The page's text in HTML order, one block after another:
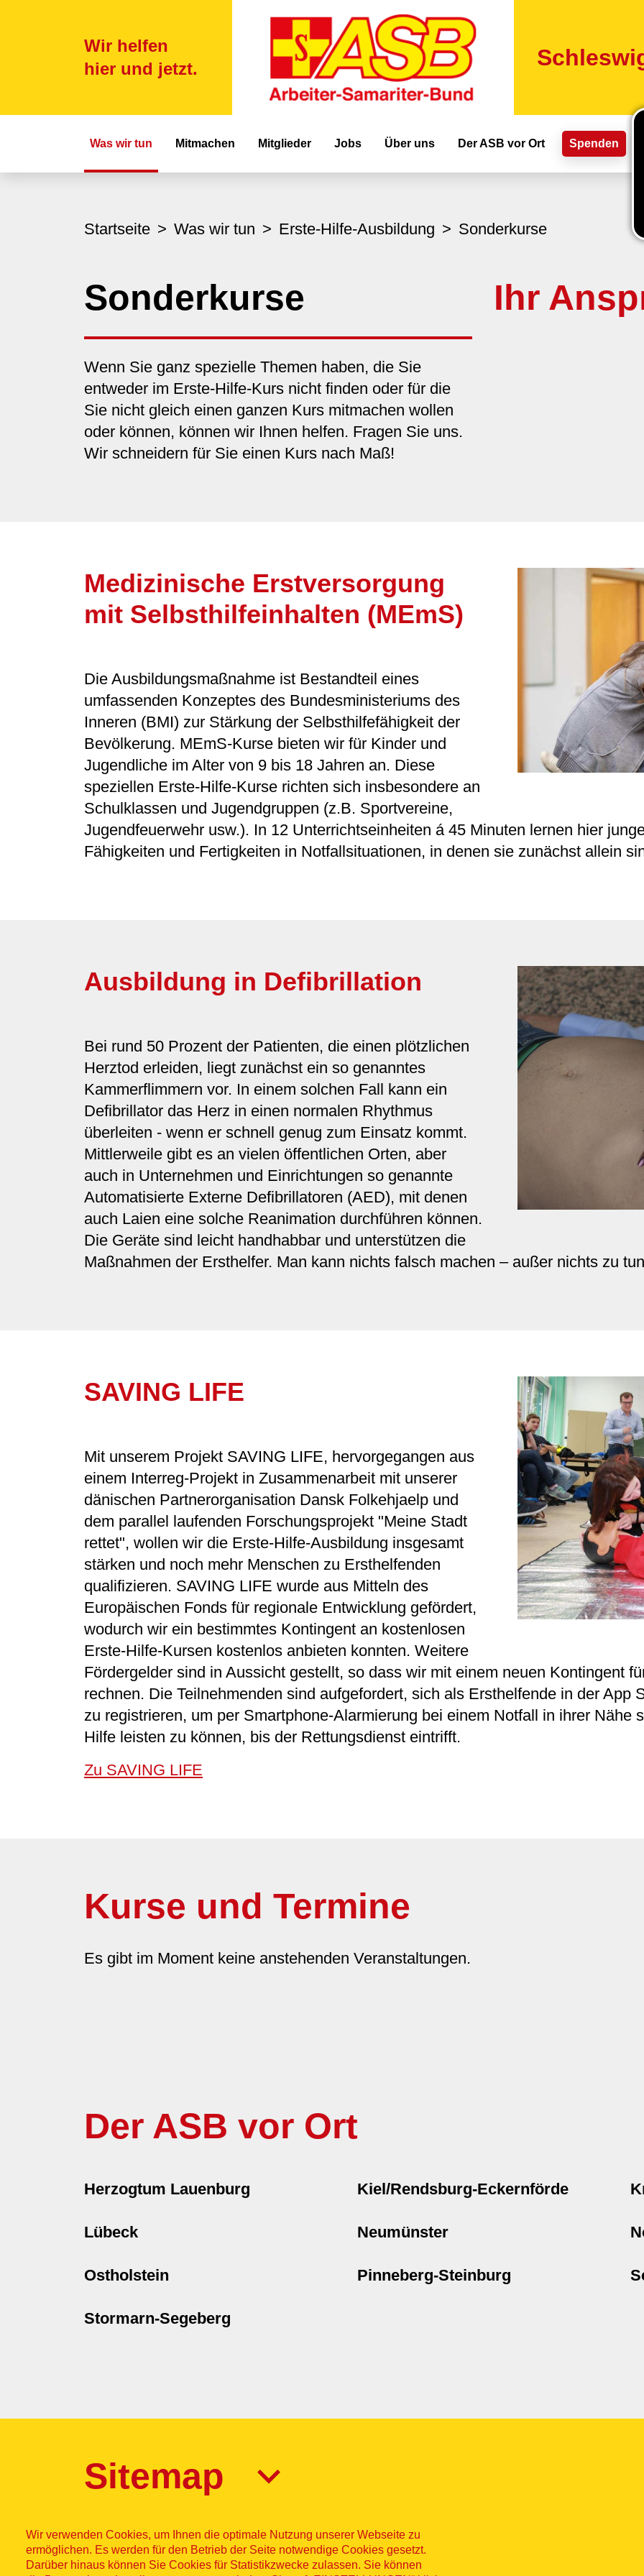
Wir helfen
hier und jetzt.
Hauptnavigation
Was wir tun Mitmachen Mitglieder Jobs Über uns Der ASB vor Ort Spenden
Startseite Was wir tun Erste-Hilfe-Ausbildung Sonderkurse
Sonderkurse
Wenn Sie ganz spezielle Themen haben, die Sie
entweder im Erste-Hilfe-Kurs nicht finden oder für die
Sie nicht gleich einen ganzen Kurs mitmachen wollen
oder können, können wir Ihnen helfen. Fragen Sie uns.
Wir schneidern für Sie einen Kurs nach Maß!
Ihr
Medizinische Erstversorgung
mit Selbsthilfeinhalten (MEmS)
Die Ausbildungsmaßnahme ist Bestandteil eines
umfassenden Konzeptes des Bundesministeriums des
Inneren (BMI) zur Stärkung der Selbsthilfefähigkeit der
Bevölkerung. MEmS-Kurse bieten wir für Kinder und
Jugendliche im Alter von 9 bis 18 Jahren an. Diese
speziellen Erste-Hilfe-Kurse richten sich insbesondere an
Schulklassen und Jugendgruppen (z.B. Sportvereine,
Jugendfeuerwehr usw.). In 12 Unterrichtseinheiten á 45 Minuten lernen hier
Fähigkeiten und Fertigkeiten in Notfallsituationen, in denen sie zunächst allein
Ausbildung in Defibrillation
Bei rund 50 Prozent der Patienten, die einen plötzlichen
Herztod erleiden, liegt zunächst ein so genanntes
Kammerflimmern vor. In einem solchen Fall kann ein
Defibrillator das Herz in einen normalen Rhythmus
überleiten - wenn er schnell genug zum Einsatz kommt.
Mittlerweile gibt es an vielen öffentlichen Orten, aber
auch in Unternehmen und Einrichtungen so genannte
Automatisierte Externe Defibrillatoren (AED), mit denen
auch Laien eine solche Reanimation durchführen können.
Die Geräte sind leicht handhabbar und unterstützen die
Maßnahmen der Ersthelfer. Man kann nichts falsch machen – außer nichts zu
SAVING LIFE
Mit unserem Projekt SAVING LIFE, hervorgegangen aus
einem Interreg-Projekt in Zusammenarbeit mit unserer
dänischen Partnerorganisation Dansk Folkehjaelp und
dem parallel laufenden Forschungsprojekt "Meine Stadt
rettet", wollen wir die Erste-Hilfe-Ausbildung insgesamt
stärken und noch mehr Menschen zu Ersthelfenden
qualifizieren. SAVING LIFE wurde aus Mitteln des
Europäischen Fonds für regionale Entwicklung gefördert,
wodurch wir ein bestimmtes Kontingent an kostenlosen
Erste-Hilfe-Kursen kostenlos anbieten konnten. Weitere
Fördergelder sind in Aussicht gestellt, so dass wir mit einem neuen Kontingent
rechnen. Die Teilnehmenden sind aufgefordert, sich als Ersthelfende in der App
zu registrieren, um per Smartphone-Alarmierung bei einem Notfall in ihrer Nähe
Hilfe leisten zu können, bis der Rettungsdienst eintrifft.
Zu SAVING LIFE
Kurse und Termine
Es gibt im Moment keine anstehenden Veranstaltungen.
Der ASB vor Ort
Herzogtum Lauenburg Kiel/Rendsburg-Eckernförde
Lübeck Neumünster
Ostholstein Pinneberg-Steinburg
Stormarn-Segeberg
Wir verwenden Cookies, um Ihnen die optimale Nutzung unserer Webseite zu
ermöglichen. Es werden für den Betrieb der Seite notwendige Cookies gesetzt.
Darüber hinaus können Sie Cookies für Statistikzwecke zulassen. Sie können
Sitemap